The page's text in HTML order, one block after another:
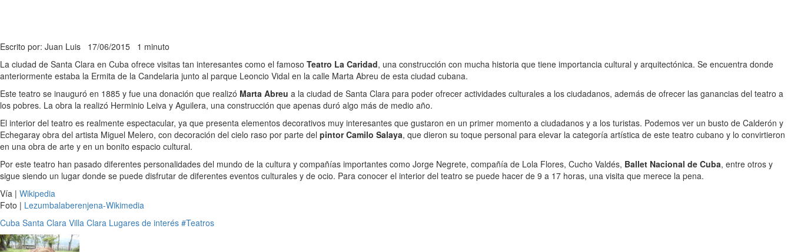
Escrito por: Juan Luis 17/06/2015 1 minuto
La ciudad de Santa Clara en Cuba ofrece visitas tan interesantes como el famoso Teatro La Caridad, una construcción con mucha historia que tiene importancia cultural y arquitectónica. Se encuentra donde
anteriormente estaba la Ermita de la Candelaria junto al parque Leoncio Vidal en la calle Marta Abreu de esta ciudad cubana.
Este teatro se inauguró en 1885 y fue una donación que realizó Marta Abreu a la ciudad de Santa Clara para poder ofrecer actividades culturales a los ciudadanos, además de ofrecer las ganancias del teatro a
los pobres. La obra la realizó Herminio Leiva y Aguilera, una construcción que apenas duró algo más de medio año.
El interior del teatro es realmente espectacular, ya que presenta elementos decorativos muy interesantes que gustaron en un primer momento a ciudadanos y a los turistas. Podemos ver un busto de Calderón y
Echegaray obra del artista Miguel Melero, con decoración del cielo raso por parte del pintor Camilo Salaya, que dieron su toque personal para elevar la categoría artística de este teatro cubano y lo convirtieron
en una obra de arte y en un bonito espacio cultural.
Por este teatro han pasado diferentes personalidades del mundo de la cultura y compañías importantes como Jorge Negrete, compañía de Lola Flores, Cucho Valdés, Ballet Nacional de Cuba, entre otros y
sigue siendo un lugar donde se puede disfrutar de diferentes eventos culturales y de ocio. Para conocer el interior del teatro se puede hacer de 9 a 17 horas, una visita que merece la pena.
Vía | Wikipedia
Foto | Lezumbalaberenjena-Wikimedia
Cuba Santa Clara Villa Clara Lugares de interés #Teatros